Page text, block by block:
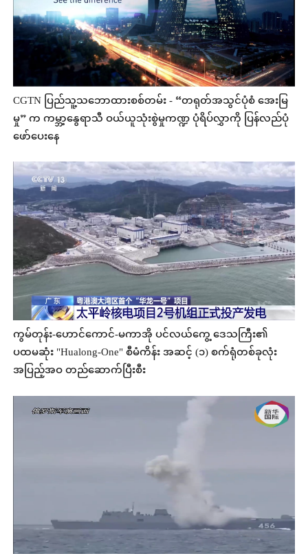
CGTN ပြည်သူ့သဘောထားစစ်တမ်း - “တရုတ်အသွင်ပုံစံ အေးမြ
မှု” က ကမ္ဘာ့နွေရာသီ ဝယ်ယူသုံးစွဲမှုကဏ္ဍ ပုံရိပ်လွှာကို ပြန်လည်ပုံ
ဖော်ပေးနေ
ကွမ်တုန်း-ဟောင်ကောင်-မကာအို ပင်လယ်ကွေ့ ဒေသကြီး၏
ပထမဆုံး "Hualong-One" စီမံကိန်း အဆင့် (၁) စက်ရုံတစ်ခုလုံး
အပြည့်အဝ တည်ဆောက်ပြီးစီး